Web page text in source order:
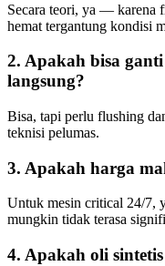
Secara teori, ya — karena
hemat tergantung kondisi
2. Apakah bisa
langsung?
Bisa, tapi perlu flushing
teknisi pelumas.
3. Apakah harga
Untuk mesin critical 24/7,
mungkin tidak terasa
4. Apakah oli